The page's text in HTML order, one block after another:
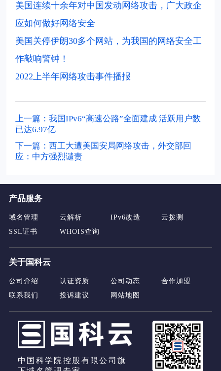
美国连续十余年对中国发动网络攻击，广大政企
应如何做好网络安全
美国关停伊朗30多个网站，为我国的网络安全工
作敲响警钟！
2022上半年网络攻击事件播报
上一篇：我国IPv6“高速公路”全面建成 活跃用户数
已达6.97亿
下一篇：西工大遭美国安局网络攻击，外交部回
应：中方强烈谴责
产品服务
域名管理 云解析 IPv6改造
云拨测
SSL证书
WHOIS查询
关于国科云
公司介绍 认证资质 公司动态
合作加盟
联系我们
投诉建议 网站地图
中国科学院控股有限公司旗